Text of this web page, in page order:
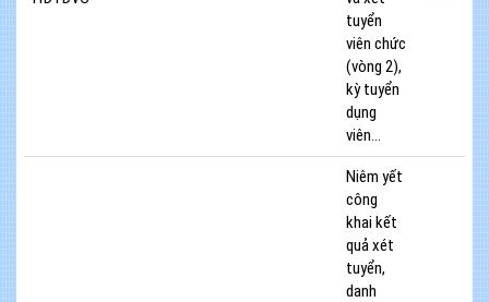
tuyển
viên chức
(vòng 2),
kỳ tuyển
dụng
viên...
Niêm yết
công
khai kết
quả xét
tuyển,
danh